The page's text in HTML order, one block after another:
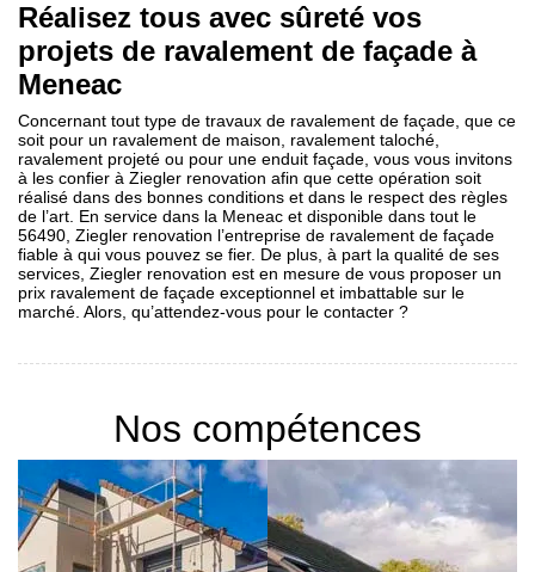
Réalisez tous avec sûreté vos
projets de ravalement de façade à
Meneac
Concernant tout type de travaux de ravalement de façade, que ce
soit pour un ravalement de maison, ravalement taloché,
ravalement projeté ou pour une enduit façade, vous vous invitons
à les confier à Ziegler renovation afin que cette opération soit
réalisé dans des bonnes conditions et dans le respect des règles
de l’art. En service dans la Meneac et disponible dans tout le
56490, Ziegler renovation l’entreprise de ravalement de façade
fiable à qui vous pouvez se fier. De plus, à part la qualité de ses
services, Ziegler renovation est en mesure de vous proposer un
prix ravalement de façade exceptionnel et imbattable sur le
marché. Alors, qu’attendez-vous pour le contacter ?
Nos compétences